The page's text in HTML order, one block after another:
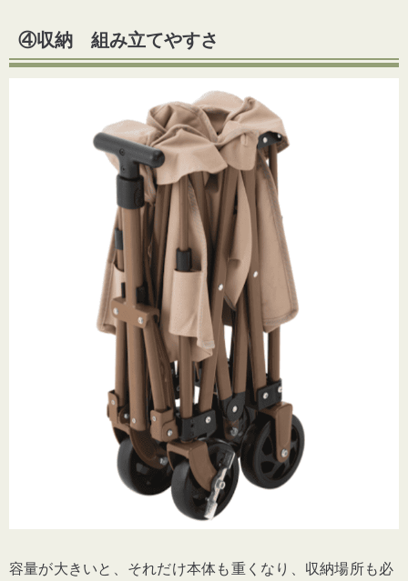
④収納 組み立てやすさ
容量が大きいと、それだけ本体も重くなり、収納場所も必